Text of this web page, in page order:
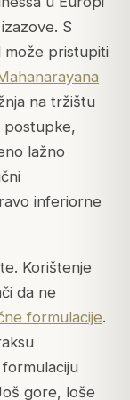
S
može pristupiti
na tržištu
postupke,
lažno
inferiorne
Korištenje
da ne
formulacije.
gore, loše